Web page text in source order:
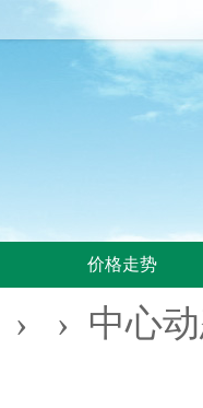
价格走势
› › 中心